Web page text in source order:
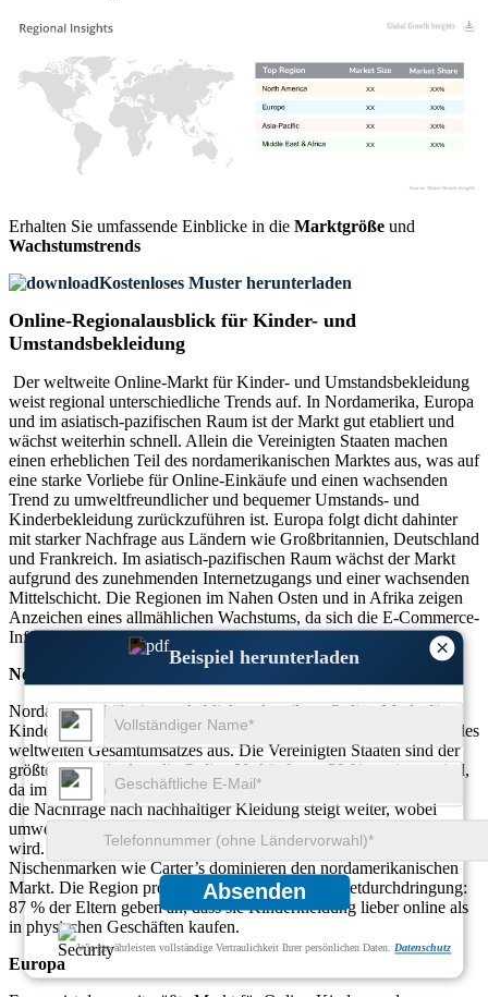
×
Beispiel herunterladen
Absenden
Wir gewährleisten vollständige Vertraulichkeit Ihrer persönlichen Daten. Datenschutz
XX%
XX
XX%
XX
XX%
XX
XX%
XX
Erhalten Sie umfassende Einblicke in die Marktgröße und
Wachstumstrends
Kostenloses Muster herunterladen
Online-Regionalausblick für Kinder- und
Umstandsbekleidung
Der weltweite Online-Markt für Kinder- und Umstandsbekleidung
weist regional unterschiedliche Trends auf. In Nordamerika, Europa
und im asiatisch-pazifischen Raum ist der Markt gut etabliert und
wächst weiterhin schnell. Allein die Vereinigten Staaten machen
einen erheblichen Teil des nordamerikanischen Marktes aus, was auf
eine starke Vorliebe für Online-Einkäufe und einen wachsenden
Trend zu umweltfreundlicher und bequemer Umstands- und
Kinderbekleidung zurückzuführen ist. Europa folgt dicht dahinter
mit starker Nachfrage aus Ländern wie Großbritannien, Deutschland
und Frankreich. Im asiatisch-pazifischen Raum wächst der Markt
aufgrund des zunehmenden Internetzugangs und einer wachsenden
Mittelschicht. Die Regionen im Nahen Osten und in Afrika zeigen
Anzeichen eines allmählichen Wachstums, da sich die E-Commerce-
Infrastruktur verbessert.
Nordamerika
Nordamerika hält einen erheblichen Anteil am Online-Markt für
Kinder- und Umstandsbekleidung und macht im Jahr 2023 38 % des
weltweiten Gesamtumsatzes aus. Die Vereinigten Staaten sind der
größte Markt, in dem die Online-Verkäufe um 20 % gestiegen sind,
da immer mehr Eltern Kinderkleidung lieber online kaufen. Auch
die Nachfrage nach nachhaltiger Kleidung steigt weiter, wobei
umweltfreundliche Kleidung bei US-Verbrauchern immer beliebter
wird. Große E-Commerce-Plattformen wie Amazon, Walmart und
Nischenmarken wie Carter’s dominieren den nordamerikanischen
Markt. Die Region profitiert von der hohen Internetdurchdringung:
87 % der Eltern geben an, dass sie Kinderkleidung lieber online als
in physischen Geschäften kaufen.
Europa